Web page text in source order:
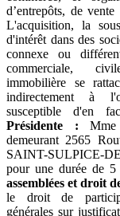
d’entrepôts, de
L'acquisition, la
d'intérêt dans des
connexe ou
commerciale,
immobilière se
indirectement à
susceptible d'en
Présidente :
demeurant 2565
SAINT-SULPICE-
pour une durée de 5
assemblées et droit
le droit de
générales sur